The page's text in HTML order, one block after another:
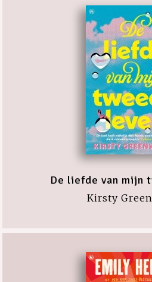
De liefde van mijn
Kirsty